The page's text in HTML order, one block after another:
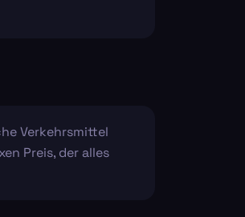
Verkehrsmittel
Preis, der alles